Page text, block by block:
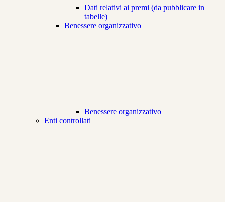
Dati relativi ai premi (da pubblicare in
tabelle)
Benessere organizzativo
Benessere organizzativo
Enti controllati